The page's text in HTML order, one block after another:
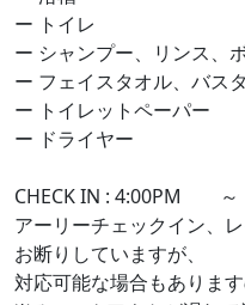
ー トイレ
ー シャンプー、リンス、
ー フェイスタオル、バス
ー トイレットペーパー
ー ドライヤー
CHECK IN : 4:00PM
アーリーチェックイン、
お断りしていますが、
対応可能な場合もありま